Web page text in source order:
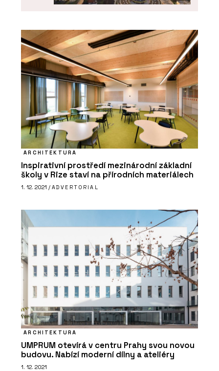
ČLÁNKY
Líbeznice věří architektům. Nový
školní pavilon přirozeně zapadá do
krajiny i struktury obce
PRODUKTY
ČLÁNKY
Pražský Fragment získal druhé místo
v kategorii inovace v mezinárodní
soutěži Gypsum Trophy
ARCHITEKTURA
Inspirativní prostředí mezinárodní základní
školy v Rize staví na přírodních materiálech
1. 12. 2021 / ADVERTORIAL
ARCHITEKTURA
UMPRUM otevírá v centru Prahy svou novou
budovu. Nabízí moderní dílny a ateliéry
1. 12. 2021